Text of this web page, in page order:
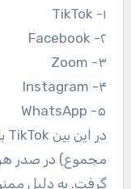
۱- TikTok
۲- Facebook
۳- Zoom
۴- Instagram
۵- WhatsApp